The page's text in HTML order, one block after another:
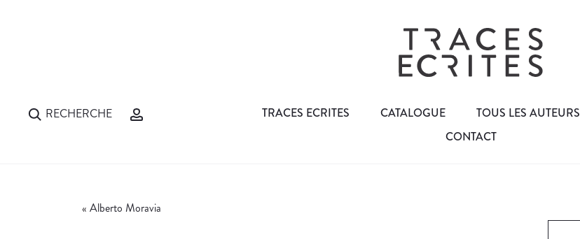
RECHERCHE TRACES ECRITES CATALOGUE TOUS LES AUTEURS
CONTACT
« Alberto Moravia